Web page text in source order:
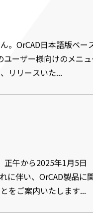
。OrCAD日本語版ベー
ユーザー様向けのメニ
リリースいた...
午から2025年1月5日
に伴い、OrCAD製品に
をご案内いたします...